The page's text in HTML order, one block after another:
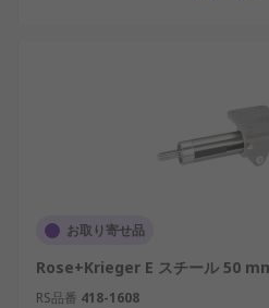
お取り寄せ品
Rose+Krieger E スチール 50
RS品番 418-1608